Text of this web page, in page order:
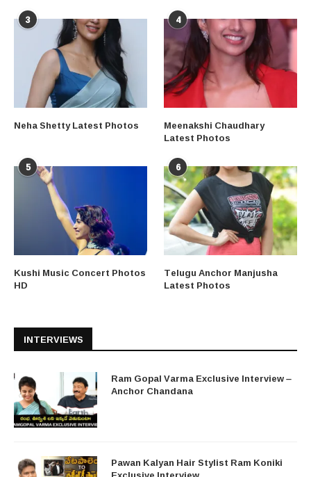
3
Neha Shetty Latest Photos
4
Meenakshi Chaudhary
Latest Photos
5
Kushi Music Concert Photos
HD
6
Telugu Anchor Manjusha
Latest Photos
INTERVIEWS
Ram Gopal Varma Exclusive Interview –
Anchor Chandana
Pawan Kalyan Hair Stylist Ram Koniki